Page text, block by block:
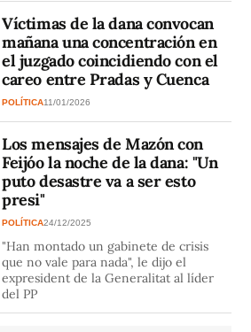
Víctimas de la dana convocan
mañana una concentración en
el juzgado coincidiendo con el
careo entre Pradas y Cuenca
POLÍTICA11/01/2026
Los mensajes de Mazón con
Feijóo la noche de la dana: "Un
puto desastre va a ser esto
presi"
POLÍTICA24/12/2025
"Han montado un gabinete de crisis
que no vale para nada", le dijo el
expresident de la Generalitat al líder
del PP